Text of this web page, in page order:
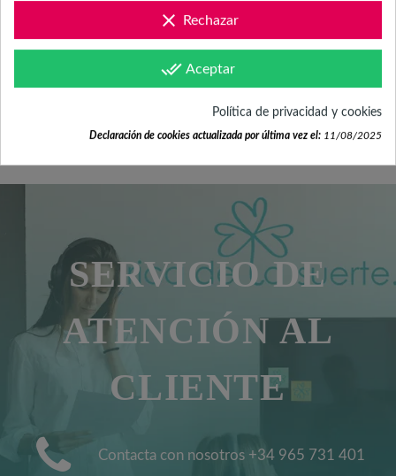
¿CUÁNTO ES EL COSTE
DE ENVÍO?
¿POR QUÉ TENGO QUE
INDICAR FECHA DEL
EVENTO?
SERVICIO DE
ATENCIÓN AL
CLIENTE
Contacta con nosotros +34 965 731 401
clear Rechazar
done_all Aceptar
Política de privacidad y cookies
Declaración de cookies actualizada por última vez el: 11/08/2025